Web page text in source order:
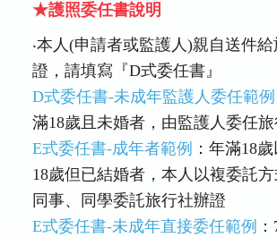
★護照委任書說明
‧本人(申請者或監護人)親自送件
證，請填寫『D式委任書』
D式委任書-未成年監護人委任範例
滿18歲且未婚者，由監護人委任
E式委任書-成年者範例 ：年滿18
18歲但已結婚者，本人以複委託方
同事、同學委託旅行社辦證
E式委任書-未成年直接委任範例